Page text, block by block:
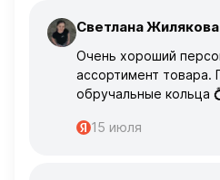
С Светлана Жилякова
Очень хороший
ассортимент товара.
обручальные кольца
15 июля